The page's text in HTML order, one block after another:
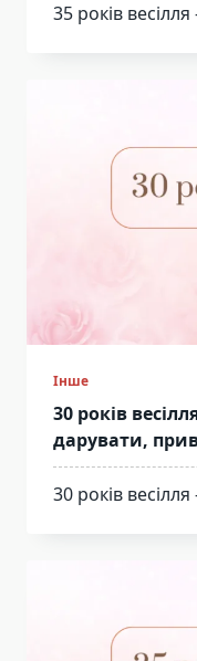
35 років
Інше
30 років
дарувати,
30 років